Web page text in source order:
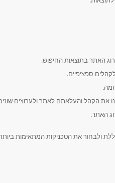
האתר בתוצאות החיפוש.
את הקהל והעלאתם לאתר ולערוצים
האתר.
ולבחור את הטכניקות המתאימות